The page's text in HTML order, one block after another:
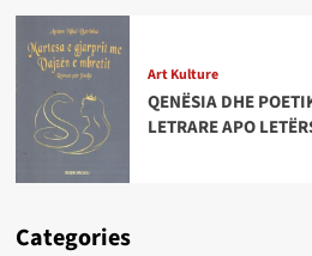
Art Kulture
QENËSIA DHE
LETRARE APO
Categories